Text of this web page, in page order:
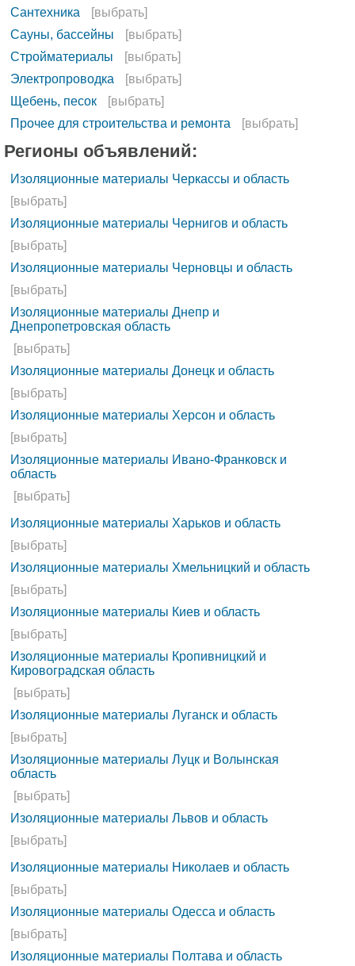
Сантехника
[выбрать]
Сауны, бассейны
[выбрать]
Стройматериалы
[выбрать]
Электропроводка
[выбрать]
Щебень, песок
[выбрать]
Прочее для строительства и ремонта
[выбрать]
Регионы объявлений:
Изоляционные материалы Черкассы и область
[выбрать]
Изоляционные материалы Чернигов и область
[выбрать]
Изоляционные материалы Черновцы и область
[выбрать]
Изоляционные материалы Днепр и
Днепропетровская область
[выбрать]
Изоляционные материалы Донецк и область
[выбрать]
Изоляционные материалы Херсон и область
[выбрать]
Изоляционные материалы Ивано-Франковск и
область
[выбрать]
Изоляционные материалы Харьков и область
[выбрать]
Изоляционные материалы Хмельницкий и область
[выбрать]
Изоляционные материалы Киев и область
[выбрать]
Изоляционные материалы Кропивницкий и
Кировоградская область
[выбрать]
Изоляционные материалы Луганск и область
[выбрать]
Изоляционные материалы Луцк и Волынская
область
[выбрать]
Изоляционные материалы Львов и область
[выбрать]
Изоляционные материалы Николаев и область
[выбрать]
Изоляционные материалы Одесса и область
[выбрать]
Изоляционные материалы Полтава и область